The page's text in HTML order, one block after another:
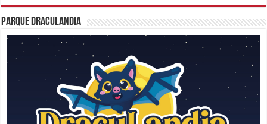
Parque Draculandia